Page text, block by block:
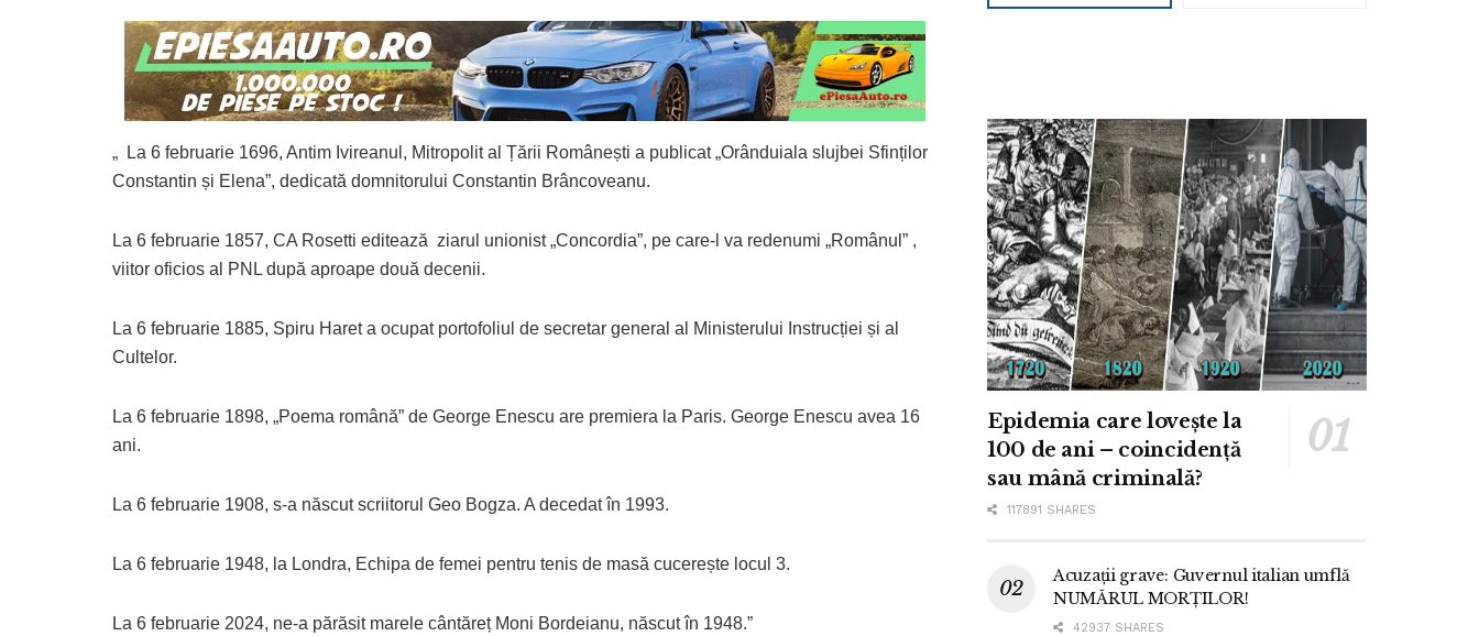
„ La 6 februarie 1696, Antim Ivireanul, Mitropolit al Țării Românești a publicat „Orânduiala slujbei Sfinților
Constantin și Elena”, dedicată domnitorului Constantin Brâncoveanu.
La 6 februarie 1857, CA Rosetti editează ziarul unionist „Concordia”, pe care-l va redenumi „Românul” ,
viitor oficios al PNL după aproape două decenii.
La 6 februarie 1885, Spiru Haret a ocupat portofoliul de secretar general al Ministerului Instrucției și al
Cultelor.
La 6 februarie 1898, „Poema română” de George Enescu are premiera la Paris. George Enescu avea 16
ani.
La 6 februarie 1908, s-a născut scriitorul Geo Bogza. A decedat în 1993.
La 6 februarie 1948, la Londra, Echipa de femei pentru tenis de masă cucerește locul 3.
La 6 februarie 2024, ne-a părăsit marele cântăreț Moni Bordeianu, născut în 1948.”
Epidemia care lovește la
100 de ani – coincidență
sau mână criminală?
117891 SHARES
Acuzații grave: Guvernul italian umflă
NUMĂRUL MORȚILOR!
42937 SHARES